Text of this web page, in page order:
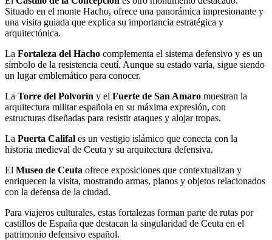
Situado en el monte Hacho, ofrece una panorámica impresionante y
una visita guiada que explica su importancia estratégica y
arquitectónica.
La Fortaleza del Hacho complementa el sistema defensivo y es un
símbolo de la resistencia ceutí. Aunque su estado varía, sigue siendo
un lugar emblemático para conocer.
La Torre del Polvorín y el Fuerte de San Amaro muestran la
arquitectura militar española en su máxima expresión, con
estructuras diseñadas para resistir ataques y alojar tropas.
La Puerta Califal es un vestigio islámico que conecta con la
historia medieval de Ceuta y su arquitectura defensiva.
El Museo de Ceuta ofrece exposiciones que contextualizan y
enriquecen la visita, mostrando armas, planos y objetos relacionados
con la defensa de la ciudad.
Para viajeros culturales, estas fortalezas forman parte de rutas por
castillos de España que destacan la singularidad de Ceuta en el
patrimonio defensivo español.